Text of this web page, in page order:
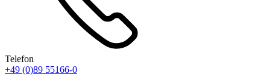
Telefon
+49 (0)89 55166-0